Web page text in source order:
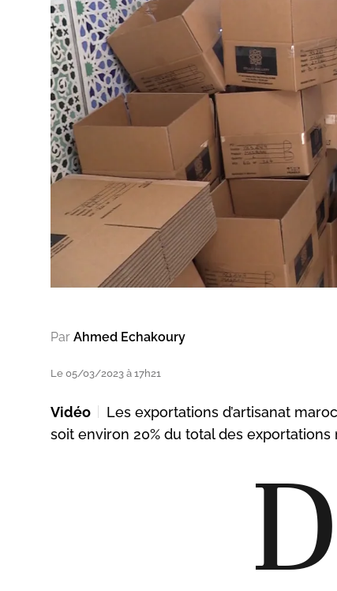
Par Ahmed Echakoury
Le 05/03/2023 à 17h21
Vidéo
Les exportations d’artisanat
soit environ 20% du total des exportations
D